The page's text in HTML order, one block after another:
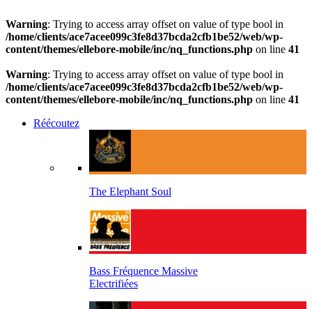
Warning: Trying to access array offset on value of type bool in
/home/clients/ace7acee099c3fe8d37bcda2cfb1be52/web/wp-
content/themes/ellebore-mobile/inc/nq_functions.php on line 41
Warning: Trying to access array offset on value of type bool in
/home/clients/ace7acee099c3fe8d37bcda2cfb1be52/web/wp-
content/themes/ellebore-mobile/inc/nq_functions.php on line 41
Réécoutez
The Elephant Soul
Bass Fréquence Massive
Electrifiées